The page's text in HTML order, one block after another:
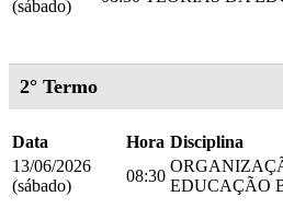
(sábado)
2° Termo
Data Hora Disciplina
13/06/2026
(sábado)
08:30
EDUCAÇÃO